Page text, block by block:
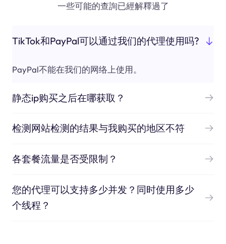
一些可能的查詢已經解釋過了
TikTok和PayPal可以通过我们的代理使用吗?
PayPal不能在我们的网络上使用。
静态ip购买之后在哪获取？
检测网站检测的结果与我购买的地区不符
各套餐流量是否受限制？
您的代理可以支持多少并发？同时使用多少
个线程？